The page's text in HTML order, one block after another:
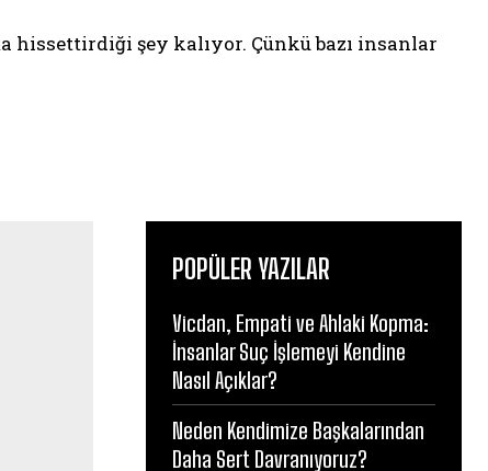
hissettirdiği şey kalıyor. Çünkü bazı insanlar
POPÜLER YAZILAR
Vicdan, Empati ve Ahlaki Kopma:
İnsanlar Suç İşlemeyi Kendine
Nasıl Açıklar?
Neden Kendimize Başkalarından
Daha Sert Davranıyoruz?